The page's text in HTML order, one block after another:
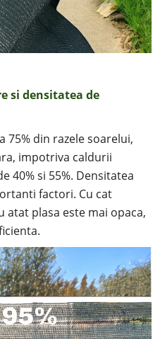
si densitatea de
75% din razele soarelui,
impotriva caldurii
40% si 55%. Densitatea
factori. Cu cat
atat plasa este mai opaca,